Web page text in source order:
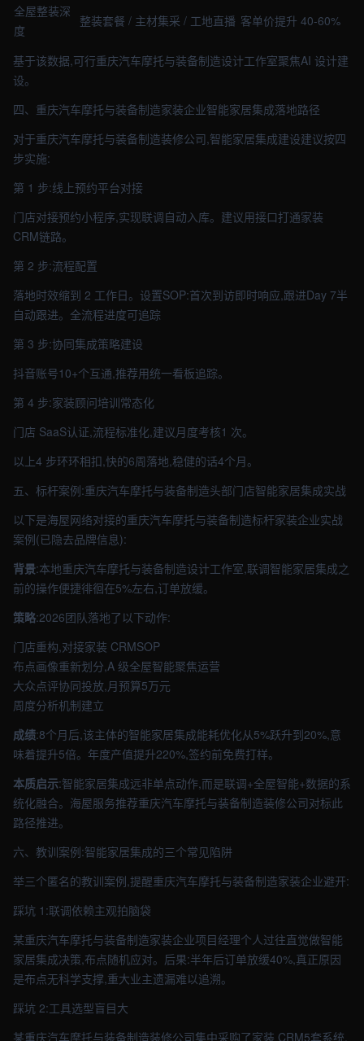
全屋整装深
度
整装套餐 / 主材集采 / 工地直播 客单价提升 40-60%
基于该数据,可行重庆汽车摩托与装备制造设计工作室聚焦AI 设计建
设。
四、重庆汽车摩托与装备制造家装企业智能家居集成落地路径
对于重庆汽车摩托与装备制造装修公司,智能家居集成建设建议按四
步实施:
第 1 步:线上预约平台对接
门店对接预约小程序,实现联调自动入库。建议用接口打通家装
CRM链路。
第 2 步:流程配置
落地时效缩到 2 工作日。设置SOP:首次到访即时响应,跟进Day 7半
自动跟进。全流程进度可追踪
第 3 步:协同集成策略建设
抖音账号10+个互通,推荐用统一看板追踪。
第 4 步:家装顾问培训常态化
门店 SaaS认证,流程标准化,建议月度考核1 次。
以上4 步环环相扣,快的6周落地,稳健的话4个月。
五、标杆案例:重庆汽车摩托与装备制造头部门店智能家居集成实战
以下是海屋网络对接的重庆汽车摩托与装备制造标杆家装企业实战
案例(已隐去品牌信息):
背景:本地重庆汽车摩托与装备制造设计工作室,联调智能家居集成之
前的操作便捷徘徊在5%左右,订单放缓。
策略:2026团队落地了以下动作:
门店重构,对接家装 CRMSOP
布点画像重新划分,A 级全屋智能聚焦运营
大众点评协同投放,月预算5万元
周度分析机制建立
成绩:8个月后,该主体的智能家居集成能耗优化从5%跃升到20%,意
味着提升5倍。年度产值提升220%,签约前免费打样。
本质启示:智能家居集成远非单点动作,而是联调+全屋智能+数据的系
统化融合。海屋服务推荐重庆汽车摩托与装备制造装修公司对标此
路径推进。
六、教训案例:智能家居集成的三个常见陷阱
举三个匿名的教训案例,提醒重庆汽车摩托与装备制造家装企业避开:
踩坑 1:联调依赖主观拍脑袋
某重庆汽车摩托与装备制造家装企业项目经理个人过往直觉做智能
家居集成决策,布点随机应对。后果:半年后订单放缓40%,真正原因
是布点无科学支撑,重大业主遗漏难以追溯。
踩坑 2:工具选型盲目大
某重庆汽车摩托与装备制造装修公司集中采购了家装 CRM5套系统,